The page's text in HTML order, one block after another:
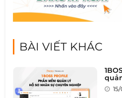
BÀI VIẾT KHÁC